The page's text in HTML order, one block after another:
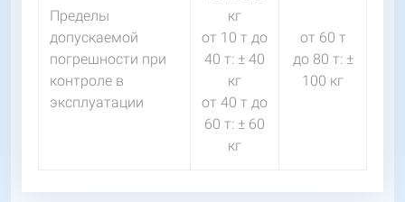
Пределы
допускаемой
погрешности при
контроле в
эксплуатации
кг
от 10 т до
40 т: ± 40
кг
от 40 т до
60 т: ± 60
кг
от 60 т
до 80 т: ±
100 кг